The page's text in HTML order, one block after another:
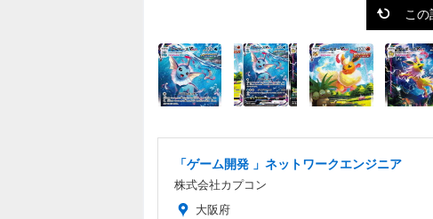
こ
「ゲーム開発 」ネットワークエンジニア
株式会社カプコン
大阪府